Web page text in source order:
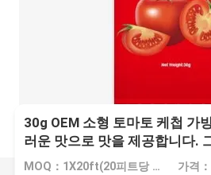
30g OEM 소형 토마토 케첩 가
러운 맛으로 맛을 제공합니다.
BRC와 FDA 표준을 충족합니다.
MOQ：1X20ft(20피트당 20톤) 가격